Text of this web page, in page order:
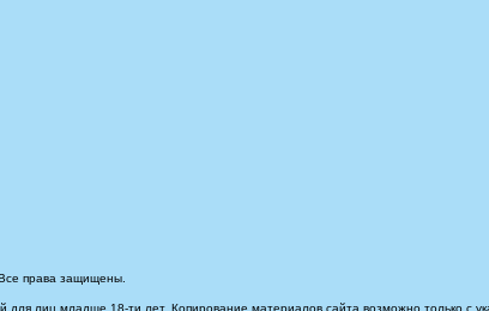
права защищены.
лиц младше 18-ти лет. Копирование материалов сайта возможно только с